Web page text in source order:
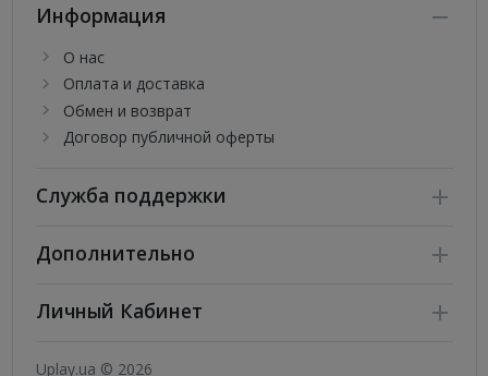
Информация
О нас
Оплата и доставка
Обмен и возврат
Договор публичной оферты
Служба поддержки
Дополнительно
Личный Кабинет
Uplay.ua © 2026